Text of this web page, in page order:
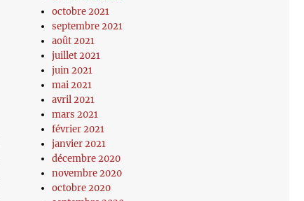
octobre 2021
septembre 2021
août 2021
juillet 2021
juin 2021
mai 2021
avril 2021
mars 2021
février 2021
janvier 2021
décembre 2020
novembre 2020
octobre 2020